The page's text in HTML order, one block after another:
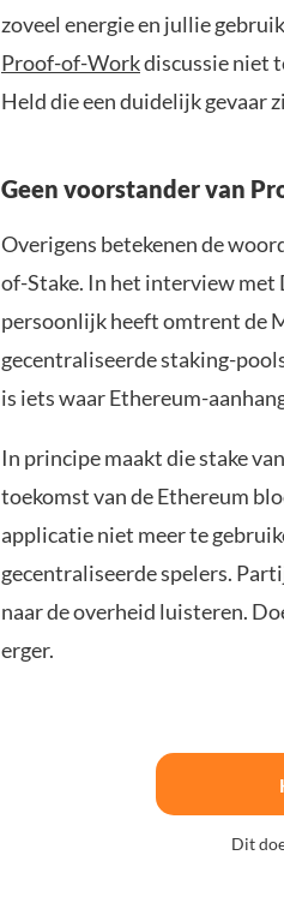
zoveel energie en jullie
Proof-of-Workdiscussie niet
Held die een duidelijk gevaar
Geen voorstander van
Overigens betekenen de
of-Stake. In het interview met
persoonlijk heeft omtrent de
gecentraliseerde staking-
is iets waar Ethereum-
In principe maakt die stake
toekomst van de Ethereum
applicatie niet meer te
gecentraliseerde spelers.
naar de overheid luisteren.
erger.
Dit